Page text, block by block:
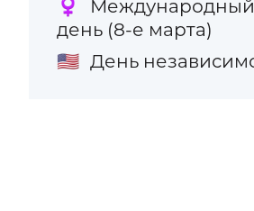
♀️
день (8-е марта)
🇺🇸 День